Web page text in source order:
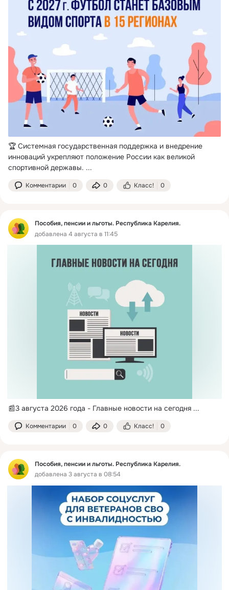
🏆 Системная государственная поддержка и внедрение
инноваций укрепляют положение России как великой
спортивной державы. ...
Комментарии 0 0 Класс! 0
Пособия, пенсии и льготы. Республика Карелия.
добавлена 4 августа в 11:45
📰3 августа 2026 года - Главные новости на сегодня ...
Комментарии 0 0 Класс! 0
Пособия, пенсии и льготы. Республика Карелия.
добавлена 3 августа в 08:54